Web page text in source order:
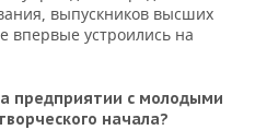
выпускников высших
впервые устроились на
предприятии с молодыми
начала?